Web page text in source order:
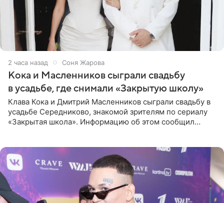
2 часа назад Соня Жарова
Кока и Масленников сыграли свадьбу
в усадьбе, где снимали «Закрытую школу»
Клава Кока и Дмитрий Масленников сыграли свадьбу в
усадьбе Середниково, знакомой зрителям по сериалу
«Закрытая школа». Информацию об этом сообщил